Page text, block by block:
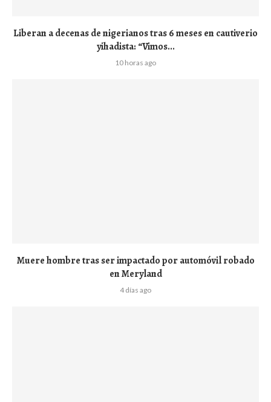
Liberan a decenas de nigerianos tras 6 meses en cautiverio
yihadista: “Vimos...
10 horas ago
Muere hombre tras ser impactado por automóvil robado
en Meryland
4 días ago